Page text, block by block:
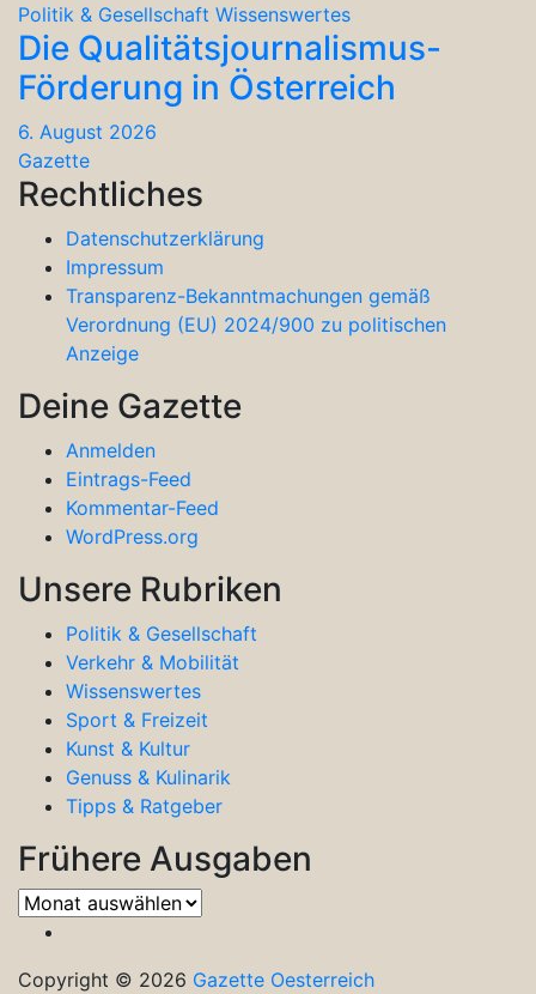
Politik & Gesellschaft Wissenswertes
Die Qualitätsjournalismus-
Förderung in Österreich
6. August 2026
Gazette
Rechtliches
Datenschutzerklärung
Impressum
Transparenz-Bekanntmachungen gemäß
Verordnung (EU) 2024/900 zu politischen
Anzeige
Deine Gazette
Anmelden
Eintrags-Feed
Kommentar-Feed
WordPress.org
Unsere Rubriken
Politik & Gesellschaft
Verkehr & Mobilität
Wissenswertes
Sport & Freizeit
Kunst & Kultur
Genuss & Kulinarik
Tipps & Ratgeber
Frühere Ausgaben
Frühere
Ausgaben
Copyright © 2026 Gazette Oesterreich